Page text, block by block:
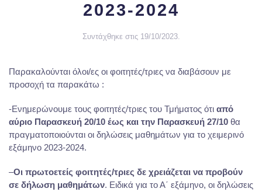
2023-2024
Συντάχθηκε στις 19/10/2023.
Παρακαλούνται όλοι/ες οι φοιτητές/τριες να διαβάσουν με
προσοχή τα παρακάτω :
-Ενημερώνουμε τους φοιτητές/τριες του Τμήματος ότι από
αύριο Παρασκευή 20/10 έως και την Παρασκευή 27/10 θα
πραγματοποιούνται οι δηλώσεις μαθημάτων για το χειμερινό
εξάμηνο 2023-2024.
–Οι πρωτοετείς φοιτητές/τριες δε χρειάζεται να προβούν
σε δήλωση μαθημάτων. Ειδικά για το Α΄ εξάμηνο, οι δηλώσεις